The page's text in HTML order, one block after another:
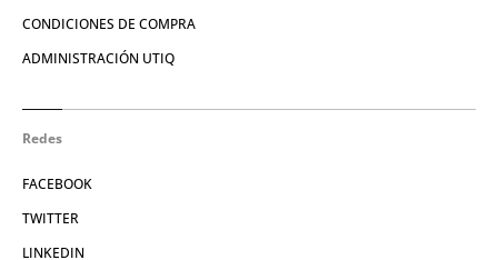
CONDICIONES DE COMPRA
ADMINISTRACIÓN UTIQ
Redes
FACEBOOK
TWITTER
LINKEDIN